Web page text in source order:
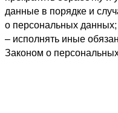
данные в порядке и
о персональных данных;
– исполнять иные
Законом о